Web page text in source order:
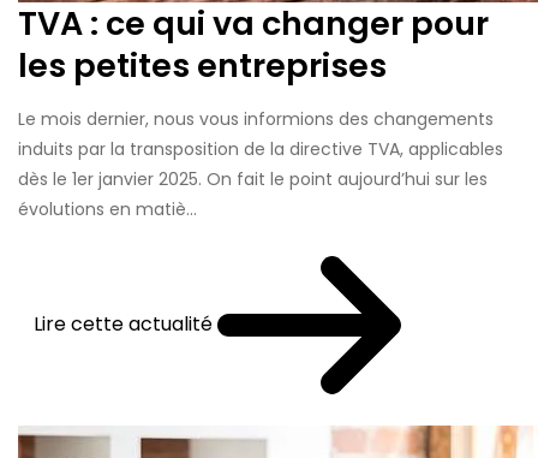
TVA : ce qui va changer pour
les petites entreprises
Le mois dernier, nous vous informions des changements
induits par la transposition de la directive TVA, applicables
dès le 1er janvier 2025. On fait le point aujourd’hui sur les
évolutions en matiè...
Lire cette actualité